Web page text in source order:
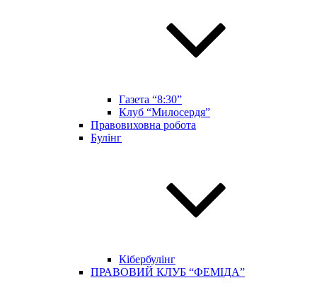
Газета “8:30”
Клуб “Милосердя”
Правовиховна робота
Булінг
Кібербулінг
ПРАВОВИЙ КЛУБ “ФЕМІДА”